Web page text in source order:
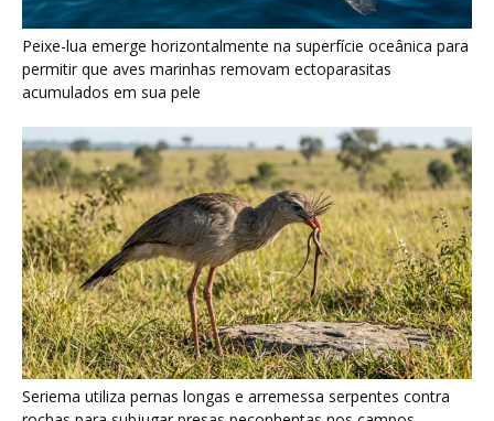
Seriema utiliza pernas longas e arremessa serpentes contra
rochas para subjugar presas peçonhentas nos campos
Poraquê sincroniza descargas elétricas em grupo para
amplificar campo elétrico e atordoar cardumes de peixes
maiores na Amazônia